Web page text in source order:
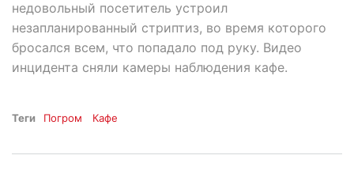
недовольный посетитель устроил
незапланированный стриптиз, во время которого
бросался всем, что попадало под руку. Видео
инцидента сняли камеры наблюдения кафе.
Теги Погром Кафе